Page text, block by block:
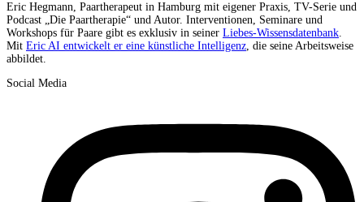
Eric Hegmann, Paartherapeut in Hamburg mit eigener Praxis, TV-Serie und
Podcast „Die Paartherapie“ und Autor. Interventionen, Seminare und
Workshops für Paare gibt es exklusiv in seiner Liebes-Wissensdatenbank.
Mit Eric AI entwickelt er eine künstliche Intelligenz, die seine Arbeitsweise
abbildet.
Social Media